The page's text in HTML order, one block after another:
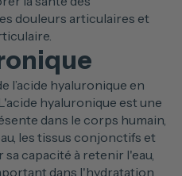
douleurs articulaires et
l’acide hyaluronique en
hyaluronique est une
dans le corps humain,
les tissus conjonctifs et
capacité à retenir l'eau,
dans l'hydratation